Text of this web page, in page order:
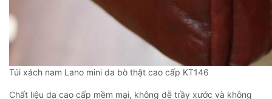
Túi xách nam Lano mini da bò thật cao cấp KT146
Chất liệu da cao cấp mềm mại, không dễ trầy xước và không